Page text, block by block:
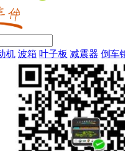
机 波箱 叶子板 减震器 倒车